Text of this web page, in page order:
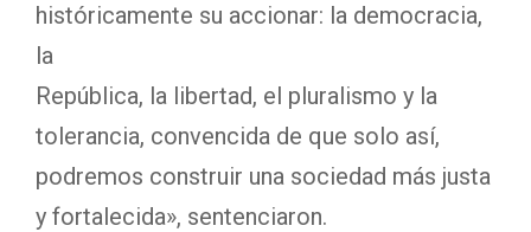
históricamente su accionar: la democracia,
la
República, la libertad, el pluralismo y la
tolerancia, convencida de que solo así,
podremos construir una sociedad más justa
y fortalecida», sentenciaron.